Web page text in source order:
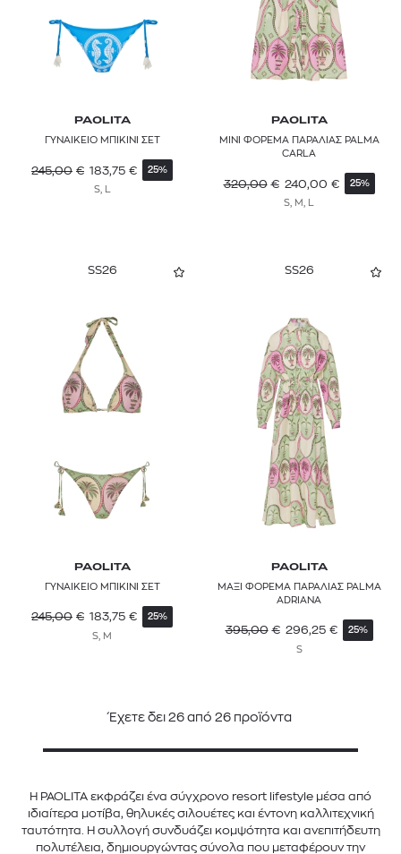
PAOLITA
ΓΥΝΑΙΚΕΙΟ ΜΠΙΚΙΝΙ ΣΕΤ
245,00 € 183,75 € 25%
S, L
PAOLITA
ΜΙΝΙ ΦΟΡΕΜΑ ΠΑΡΑΛΙΑΣ PALMA
CARLA
320,00 € 240,00 € 25%
S, M, L
SS26
PAOLITA
ΓΥΝΑΙΚΕΙΟ ΜΠΙΚΙΝΙ ΣΕΤ
245,00 € 183,75 € 25%
S, M
SS26
PAOLITA
ΜΑΞΙ ΦΟΡΕΜΑ ΠΑΡΑΛΙΑΣ PALMA
ADRIANA
395,00 € 296,25 € 25%
S
Έχετε δει 26 από 26 προϊόντα
Η PAOLITA εκφράζει ένα σύγχρονο resort lifestyle μέσα από
ιδιαίτερα μοτίβα, θηλυκές σιλουέτες και έντονη καλλιτεχνική
ταυτότητα. Η συλλογή συνδυάζει κομψότητα και ανεπιτήδευτη
πολυτέλεια, δημιουργώντας σύνολα που μεταφέρουν την